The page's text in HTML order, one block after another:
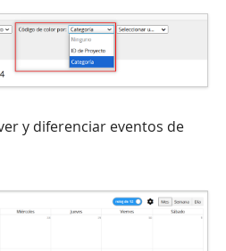
y diferenciar eventos de